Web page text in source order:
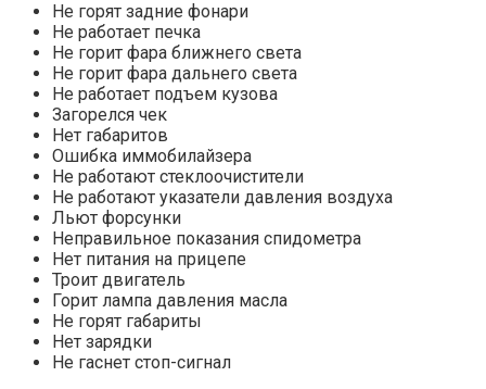
Не горят задние фонари
Не работает печка
Не горит фара ближнего света
Не горит фара дальнего света
Не работает подъем кузова
Загорелся чек
Нет габаритов
Ошибка иммобилайзера
Не работают стеклоочистители
Не работают указатели давления воздуха
Льют форсунки
Неправильное показания спидометра
Нет питания на прицепе
Троит двигатель
Горит лампа давления масла
Не горят габариты
Нет зарядки
Не гаснет стоп-сигнал